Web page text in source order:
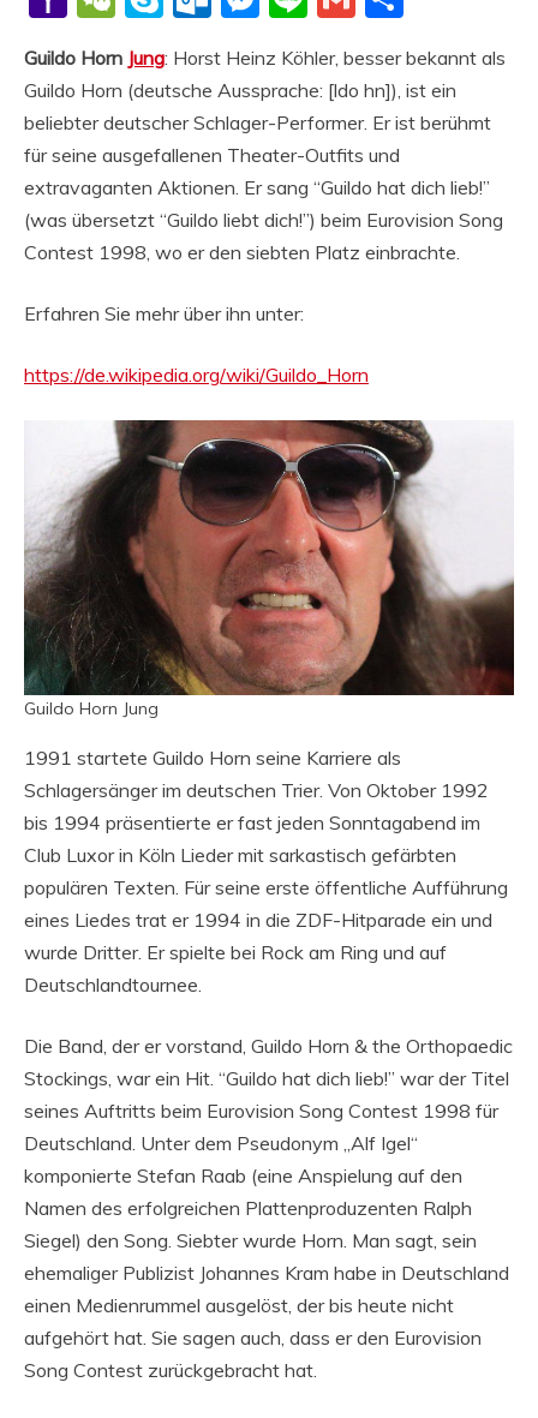
Mail
Guildo Horn Jung: Horst Heinz Köhler, besser bekannt als
Guildo Horn (deutsche Aussprache: [ldo hn]), ist ein
beliebter deutscher Schlager-Performer. Er ist berühmt
für seine ausgefallenen Theater-Outfits und
extravaganten Aktionen. Er sang “Guildo hat dich lieb!”
(was übersetzt “Guildo liebt dich!”) beim Eurovision Song
Contest 1998, wo er den siebten Platz einbrachte.
Erfahren Sie mehr über ihn unter:
https://de.wikipedia.org/wiki/Guildo_Horn
Guildo Horn Jung
1991 startete Guildo Horn seine Karriere als
Schlagersänger im deutschen Trier. Von Oktober 1992
bis 1994 präsentierte er fast jeden Sonntagabend im
Club Luxor in Köln Lieder mit sarkastisch gefärbten
populären Texten. Für seine erste öffentliche Aufführung
eines Liedes trat er 1994 in die ZDF-Hitparade ein und
wurde Dritter. Er spielte bei Rock am Ring und auf
Deutschlandtournee.
Die Band, der er vorstand, Guildo Horn & the Orthopaedic
Stockings, war ein Hit. “Guildo hat dich lieb!” war der Titel
seines Auftritts beim Eurovision Song Contest 1998 für
Deutschland. Unter dem Pseudonym „Alf Igel“
komponierte Stefan Raab (eine Anspielung auf den
Namen des erfolgreichen Plattenproduzenten Ralph
Siegel) den Song. Siebter wurde Horn. Man sagt, sein
ehemaliger Publizist Johannes Kram habe in Deutschland
einen Medienrummel ausgelöst, der bis heute nicht
aufgehört hat. Sie sagen auch, dass er den Eurovision
Song Contest zurückgebracht hat.